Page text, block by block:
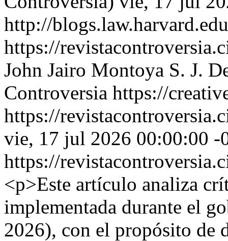
http://
https://
John Jairo Montoya S. J.
Controversia https://
https://
vie, 17 jul 2026 00:00:00 -
https://
<p>Este artículo analiza
implementada durante el
2026), con el propósito de